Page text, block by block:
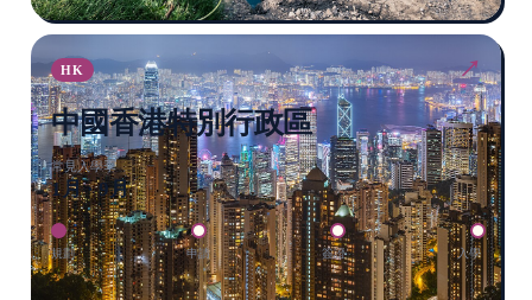
HK ↗
中國香港特別行政區
常見入學季
1月 · 9月
規劃 申請 簽證 入學